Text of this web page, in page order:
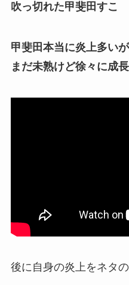
吹っ切れた甲斐田すこ
甲斐田本当に炎上多い
まだ未熟けど徐々に成
後に自身の炎上をネタ